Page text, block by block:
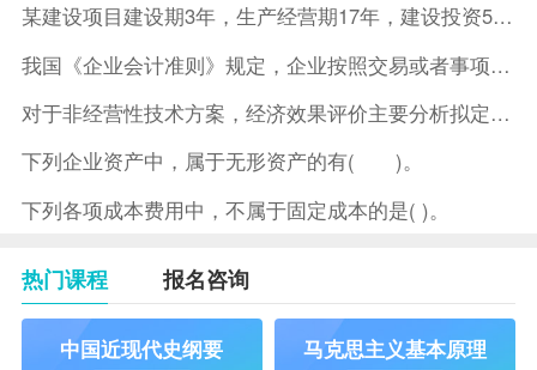
某建设项目建设期3年，生产经营期17年，建设投资5500万元
我国《企业会计准则》规定，企业按照交易或者事项的经济特征确定
对于非经营性技术方案，经济效果评价主要分析拟定方案的( )。
下列企业资产中，属于无形资产的有( )。
下列各项成本费用中，不属于固定成本的是( )。
热门课程 报名咨询
中国近现代史纲要 马克思主义基本原理